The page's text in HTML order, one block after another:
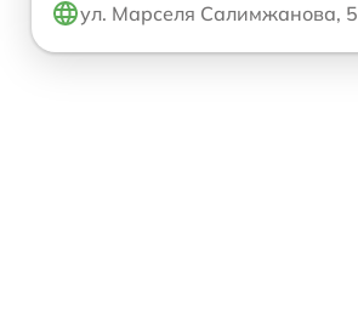
ул. Марселя Салимжанова, 5